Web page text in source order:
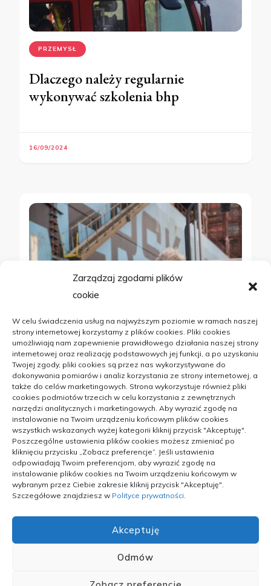
Zarządzaj zgodami plików
cookie
W celu świadczenia usług na najwyższym poziomie w ramach naszej
strony internetowej korzystamy z plików cookies. Pliki cookies
umożliwiają nam zapewnienie prawidłowego działania naszej strony
internetowej oraz realizację podstawowych jej funkcji, a po uzyskaniu
Twojej zgody, pliki cookies są przez nas wykorzystywane do
dokonywania pomiarów i analiz korzystania ze strony internetowej, a
także do celów marketingowych. Strona wykorzystuje również pliki
cookies podmiotów trzecich w celu korzystania z zewnętrznych
narzędzi analitycznych i marketingowych. Aby wyrazić zgodę na
instalowanie na Twoim urządzeniu końcowym plików cookies
wszystkich wskazanych wyżej kategorii kliknij przycisk "Akceptuję".
Poszczególne ustawienia plików cookies możesz zmieniać po
kliknięciu przycisku „Zobacz preferencje”. Jeśli ustawienia
odpowiadają Twoim preferencjom, aby wyrazić zgodę na
instalowanie plików cookies na Twoim urządzeniu końcowym w
wybranym przez Ciebie zakresie kliknij przycisk "Akceptuję".
Szczegółowe znajdziesz w Polityce prywatności.
Akceptuję
Odmów
PRZEMYSŁ
Dlaczego należy regularnie
wykonywać szkolenia bhp
16/09/2024
PRZEMYSŁ
W jakiej formie zadbać można o
bezpieczeństwo zatrudnionych
pracowników
13/09/2024
POLITYKA PLIKÓW COOKIES (EU)